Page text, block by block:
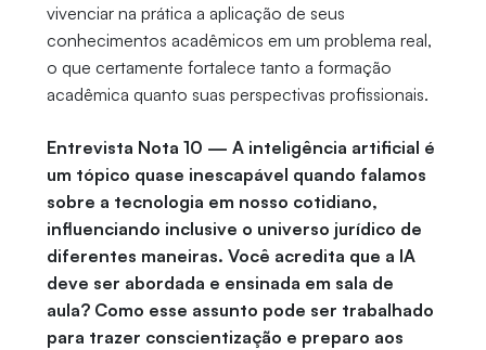
vivenciar na prática a aplicação de seus
conhecimentos acadêmicos em um problema real,
o que certamente fortalece tanto a formação
acadêmica quanto suas perspectivas profissionais.
Entrevista Nota 10 — A inteligência artificial é
um tópico quase inescapável quando falamos
sobre a tecnologia em nosso cotidiano,
influenciando inclusive o universo jurídico de
diferentes maneiras. Você acredita que a IA
deve ser abordada e ensinada em sala de
aula? Como esse assunto pode ser trabalhado
para trazer conscientização e preparo aos